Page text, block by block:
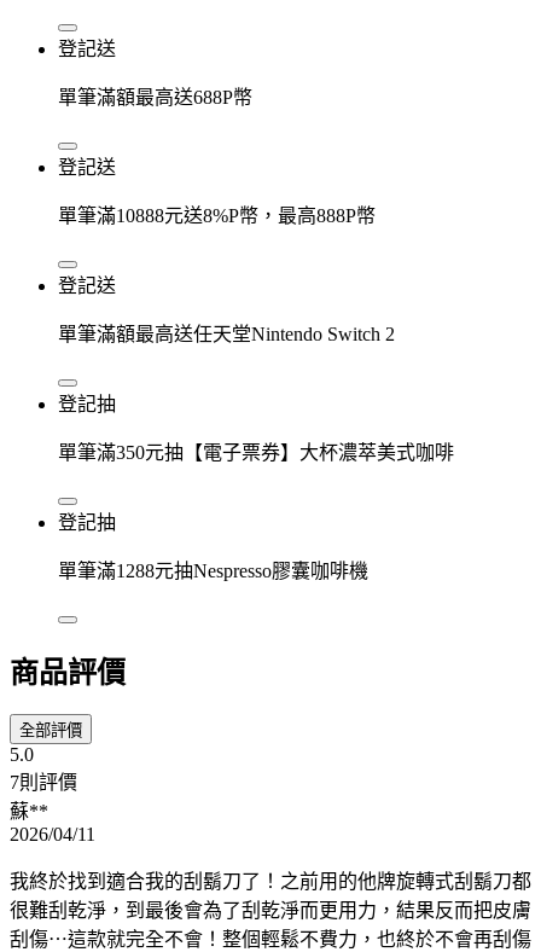
登記送
單筆滿額最高送688P幣
登記送
單筆滿10888元送8%P幣，最高888P幣
登記送
單筆滿額最高送任天堂Nintendo Switch 2
登記抽
單筆滿350元抽【電子票券】大杯濃萃美式咖啡
登記抽
單筆滿1288元抽Nespresso膠囊咖啡機
商品評價
全部評價
5.0
7則評價
蘇**
2026/04/11
我終於找到適合我的刮鬍刀了！之前用的他牌旋轉式刮鬍刀都
很難刮乾淨，到最後會為了刮乾淨而更用力，結果反而把皮膚
刮傷⋯這款就完全不會！整個輕鬆不費力，也終於不會再刮傷